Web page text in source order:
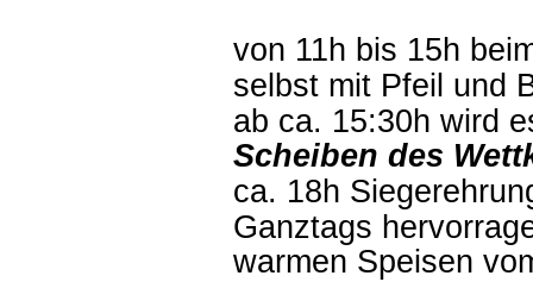
von 11h bis 15h
selbst mit Pfeil und
ab ca. 15:30h wird
Scheiben des
ca. 18h
Ganztags
warmen Speisen